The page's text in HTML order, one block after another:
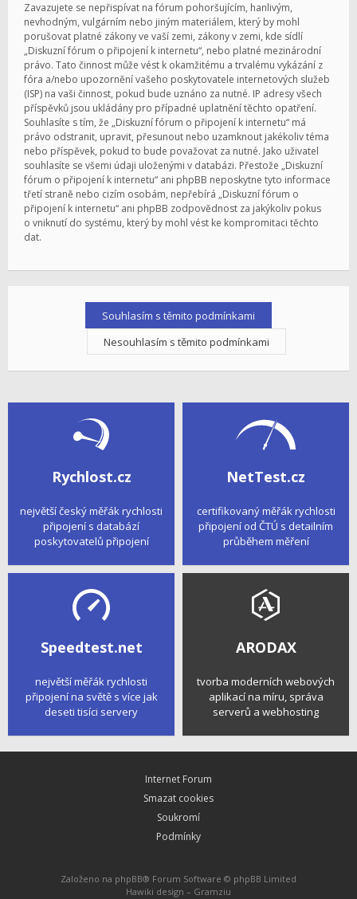
Zavazujete se nepřispívat na fórum pohoršujícím, hanlivým,
nevhodným, vulgárním nebo jiným materiálem, který by mohl
porušovat platné zákony ve vaší zemi, zákony v zemi, kde sídlí
„Diskuzní fórum o připojení k internetu“, nebo platné mezinárodní
právo. Tato činnost může vést k okamžitému a trvalému vykázání z
fóra a/nebo upozornění vašeho poskytovatele internetových služeb
(ISP) na vaši činnost, pokud bude uznáno za nutné. IP adresy všech
příspěvků jsou ukládány pro případné uplatnění těchto opatření.
Souhlasíte s tím, že „Diskuzní fórum o připojení k internetu“ má
právo odstranit, upravit, přesunout nebo uzamknout jakékoliv téma
nebo příspěvek, pokud to bude považovat za nutné. Jako uživatel
souhlasíte se všemi údaji uloženými v databázi. Přestože „Diskuzní
fórum o připojení k internetu“ ani phpBB neposkytne tyto informace
třetí straně nebo cizím osobám, nepřebírá „Diskuzní fórum o
připojení k internetu“ ani phpBB zodpovědnost za jakýkoliv pokus
o vniknutí do systému, který by mohl vést ke kompromitaci těchto
dat.
Rychlost.cz
největší český měřák rychlosti
připojení s databází
poskytovatelů připojení
NetTest.cz
certifikovaný měřák rychlosti
připojení od ČTÚ s detailním
průběhem měření
Speedtest.net
největší měřák rychlosti
připojení na světě s více jak
deseti tisíci servery
ARODAX
tvorba moderních webových
aplikací na míru, správa
serverů a webhosting
Internet Forum
Smazat cookies
Soukromí
Podmínky
Založeno na phpBB® Forum Software © phpBB Limited
Hawiki design – Gramziu